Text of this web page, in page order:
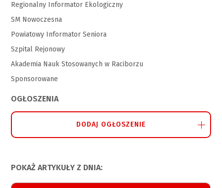
Regionalny Informator Ekologiczny
SM Nowoczesna
Powiatowy Informator Seniora
Szpital Rejonowy
Akademia Nauk Stosowanych w Raciborzu
Sponsorowane
OGŁOSZENIA
DODAJ OGŁOSZENIE
POKAŻ ARTYKUŁY Z DNIA: